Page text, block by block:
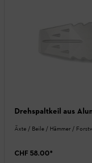
Drehspaltkeil aus
Äxte / Beile / Hämmer /
CHF 58.00*